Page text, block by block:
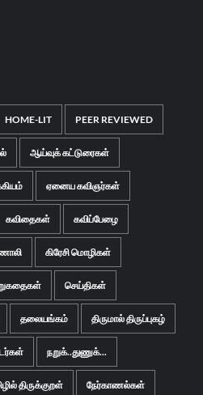
HOME-LIT PEER REVIEWED
ஆய்வுக் கட்டுரைகள்
ஏனைய கவிஞர்கள்
கவிதைகள் கவிப்பேழை
கிரேசி மொழிகள்
செய்திகள்
தலையங்கம் திருமால் திருப்புகழ்
நறுக்..துணுக்...
திருக்குறள் நேர்காணல்கள்